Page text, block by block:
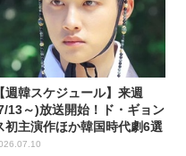
【週韓スケジュール】来週
13～)放送開始！ド・ギョン
初主演作ほか韓国時代劇6選